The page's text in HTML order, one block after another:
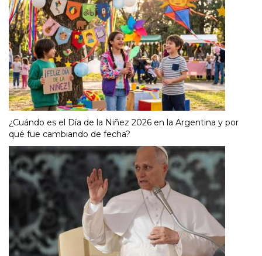
¿Cuándo es el Día de la Niñez 2026 en la Argentina y por
qué fue cambiando de fecha?